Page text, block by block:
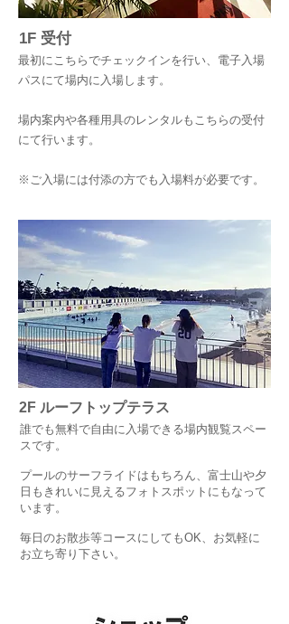
1F 受付
​最初にこちらでチェックインを行い、電子入場
パスにて場内に入場します。
場内案内や各種用具のレンタルもこちらの受付
にて行います。
​※ご入場には付添の方でも入場料が必要です。
2F ルーフトップテラス
誰でも無料で自由に入場できる場内観覧スペー
スです。
プールのサーフライドはもちろん、富士山や夕
日もきれいに見えるフォトスポットにもなって
います。
毎日のお散歩等コースにしてもOK、お気軽に
お立ち寄り下さい。